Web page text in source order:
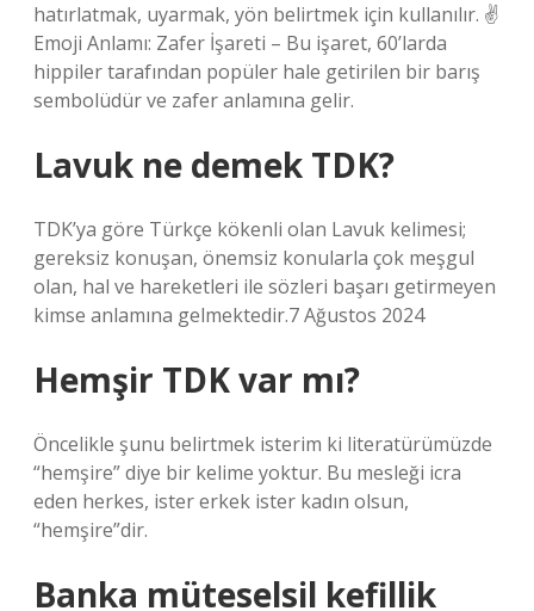
hatırlatmak, uyarmak, yön belirtmek için kullanılır. ✌
Emoji Anlamı: Zafer İşareti – Bu işaret, 60’larda
hippiler tarafından popüler hale getirilen bir barış
sembolüdür ve zafer anlamına gelir.
Lavuk ne demek TDK?
TDK’ya göre Türkçe kökenli olan Lavuk kelimesi;
gereksiz konuşan, önemsiz konularla çok meşgul
olan, hal ve hareketleri ile sözleri başarı getirmeyen
kimse anlamına gelmektedir.7 Ağustos 2024
Hemşir TDK var mı?
Öncelikle şunu belirtmek isterim ki literatürümüzde
“hemşire” diye bir kelime yoktur. Bu mesleği icra
eden herkes, ister erkek ister kadın olsun,
“hemşire”dir.
Banka müteselsil kefillik